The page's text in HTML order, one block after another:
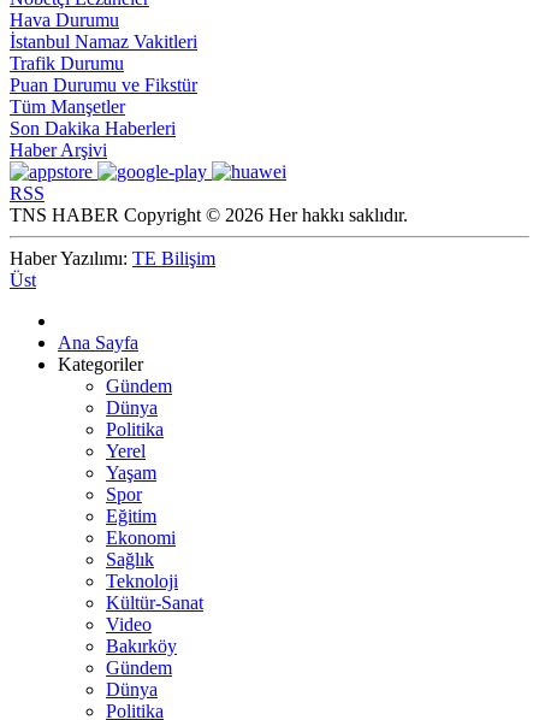
Hava Durumu
İstanbul Namaz Vakitleri
Trafik Durumu
Puan Durumu ve Fikstür
Tüm Manşetler
Son Dakika Haberleri
Haber Arşivi
RSS
TNS HABER Copyright © 2026 Her hakkı saklıdır.
Haber Yazılımı: TE Bilişim
Üst
Ana Sayfa
Kategoriler
Gündem
Dünya
Politika
Yerel
Yaşam
Spor
Eğitim
Ekonomi
Sağlık
Teknoloji
Kültür-Sanat
Video
Bakırköy
Gündem
Dünya
Politika